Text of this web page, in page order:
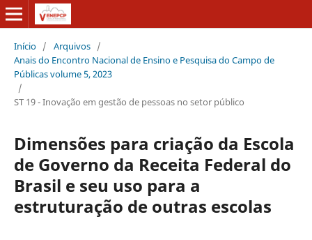
Início / Arquivos /
Anais do Encontro Nacional de Ensino e Pesquisa do Campo de
Públicas volume 5, 2023
/
ST 19 - Inovação em gestão de pessoas no setor público
Dimensões para criação da Escola
de Governo da Receita Federal do
Brasil e seu uso para a
estruturação de outras escolas